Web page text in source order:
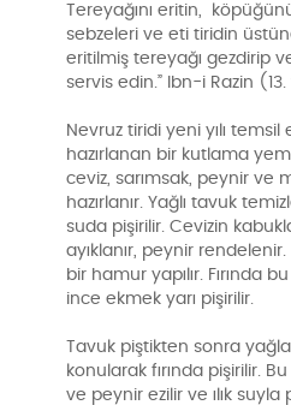
Tereyağını eritin,
sebzeleri ve eti tiridin
eritilmiş tereyağı gezdirip
servis edin.” Ibn-i Razin (13.
Nevruz tiridi yeni yılı
hazırlanan bir kutlama
ceviz, sarımsak, peynir ve
hazırlanır. Yağlı tavuk
suda pişirilir. Cevizin
ayıklanır, peynir
bir hamur yapılır. Fırında
ince ekmek yarı pişirilir.
Tavuk piştikten sonra
konularak fırında pişirilir.
ve peynir ezilir ve ılık